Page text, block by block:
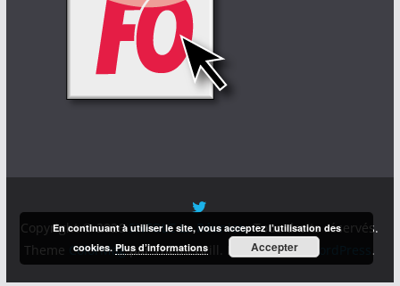
Copyright © 2026SNFOLC La Réunion. Tous droits réservés.
Theme ColorMagpar ThemeGrill. Propulsé par WordPress .
En continuant à utiliser le site, vous acceptez l’utilisation des
cookies.Plus d’informations Accepter